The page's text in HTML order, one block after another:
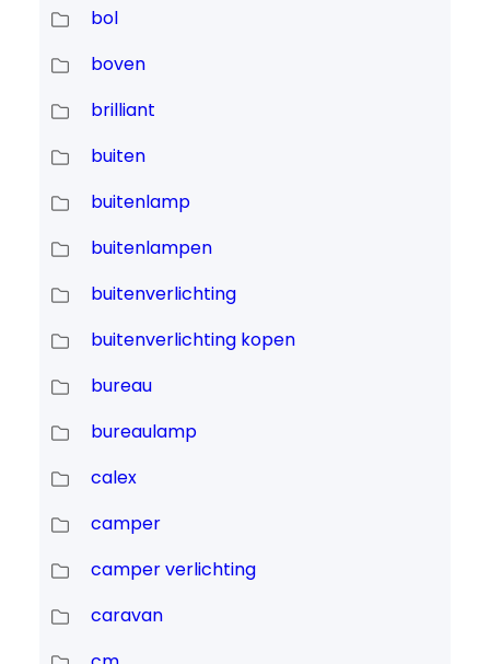
bol
boven
brilliant
buiten
buitenlamp
buitenlampen
buitenverlichting
buitenverlichting kopen
bureau
bureaulamp
calex
camper
camper verlichting
caravan